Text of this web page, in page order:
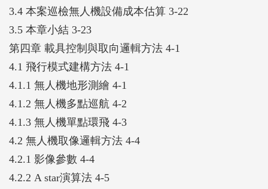
3.4 本案巡檢無人機設備成本估算 3-22
3.5 本章小結 3-23
第四章 載具控制與取向邏輯方法 4-1
4.1 飛行模式建構方法 4-1
4.1.1 無人機地形測繪 4-1
4.1.2 無人機多點巡航 4-2
4.1.3 無人機單點環飛 4-3
4.2 無人機取像邏輯方法 4-4
4.2.1 影像參數 4-4
4.2.2 A star演算法 4-5